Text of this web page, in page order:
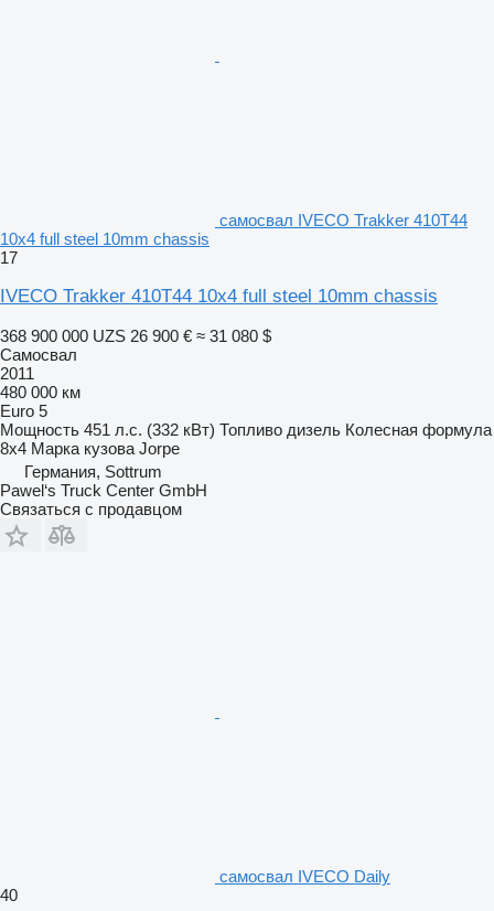
самосвал IVECO Trakker 410T44
10x4 full steel 10mm chassis
17
IVECO Trakker 410T44 10x4 full steel 10mm chassis
368 900 000 UZS 26 900 € ≈ 31 080 $
Самосвал
2011
480 000 км
Euro 5
Мощность 451 л.с. (332 кВт) Топливо дизель Колесная формула
8x4 Марка кузова Jorpe
Германия, Sottrum
Pawel‘s Truck Center GmbH
Связаться с продавцом
самосвал IVECO Daily
40